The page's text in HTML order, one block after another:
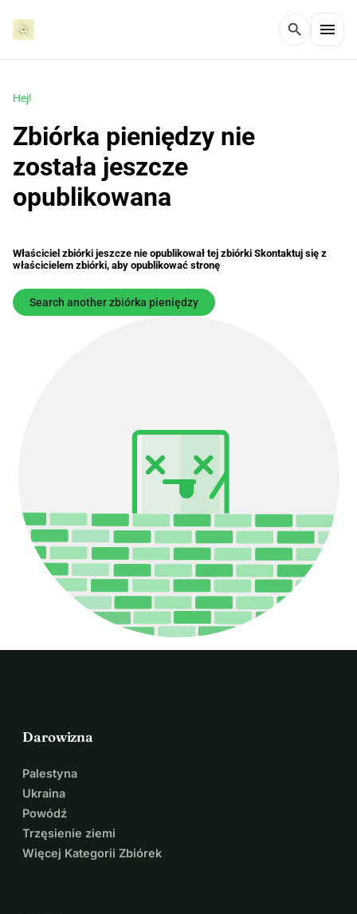
search menu
Hej!
Zbiórka pieniędzy nie
została jeszcze
opublikowana
Właściciel zbiórki jeszcze nie opublikował tej zbiórki Skontaktuj się z
właścicielem zbiórki, aby opublikować stronę
Search another zbiórka pieniędzy
Darowizna
Palestyna
Ukraina
Powódź
Trzęsienie ziemi
Więcej Kategorii Zbiórek